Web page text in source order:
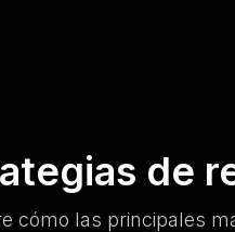
de
cómo las principales